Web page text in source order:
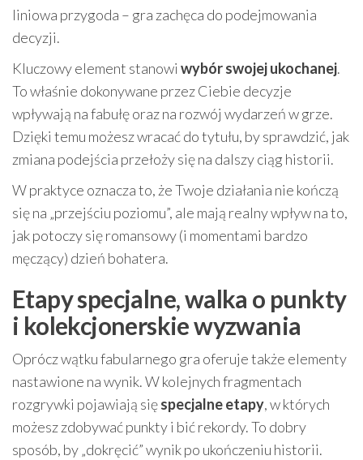
liniowa przygoda – gra zachęca do podejmowania
decyzji.
Kluczowy element stanowi wybór swojej ukochanej.
To właśnie dokonywane przez Ciebie decyzje
wpływają na fabułę oraz na rozwój wydarzeń w grze.
Dzięki temu możesz wracać do tytułu, by sprawdzić, jak
zmiana podejścia przełoży się na dalszy ciąg historii.
W praktyce oznacza to, że Twoje działania nie kończą
się na „przejściu poziomu”, ale mają realny wpływ na to,
jak potoczy się romansowy (i momentami bardzo
męczący) dzień bohatera.
Etapy specjalne, walka o punkty
i kolekcjonerskie wyzwania
Oprócz wątku fabularnego gra oferuje także elementy
nastawione na wynik. W kolejnych fragmentach
rozgrywki pojawiają sięspecjalne etapy, w których
możesz zdobywać punkty i bić rekordy. To dobry
sposób, by „dokręcić” wynik po ukończeniu historii.